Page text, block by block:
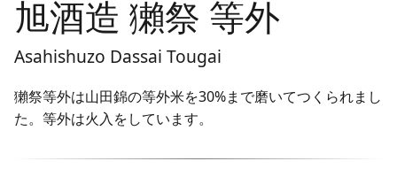
旭酒造 獺祭 等外
Asahishuzo Dassai Tougai
獺祭等外は山田錦の等外米を30%まで磨いてつくられまし
た。等外は火入をしています。